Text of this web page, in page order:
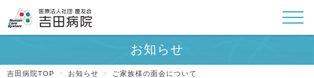
吉田病院TOP > お知らせ > ご家族様の面会について